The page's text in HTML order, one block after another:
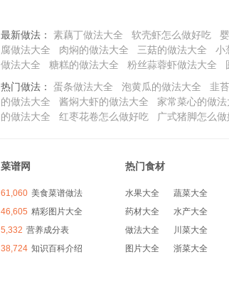
最新做法： 素藕丁做法大全 软壳虾怎么做好吃
腐做法大全
肉焖的做法大全 三菇的做法大全 小
做法大全
糖糕的做法大全 粉丝蒜蓉虾做法大全
热门做法：
蛋条做法大全 泡黄瓜的做法大全 韭
的做法大全
酱焖大虾的做法大全 家常菜心的做法
的做法大全
红枣花卷怎么做好吃 广式猪脚怎么
菜谱网
61,060 美食菜谱做法
46,605 精彩图片大全
5,332 营养成分表
38,724 知识百科介绍
热门食材
水果大全
药材大全
做法大全
图片大全
蔬菜大全
水产大全
川菜大全
浙菜大全